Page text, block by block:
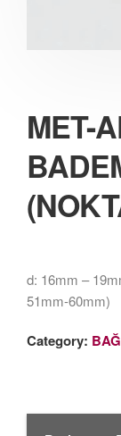
MET-
d: 16mm –
51mm-60mm)
Category: